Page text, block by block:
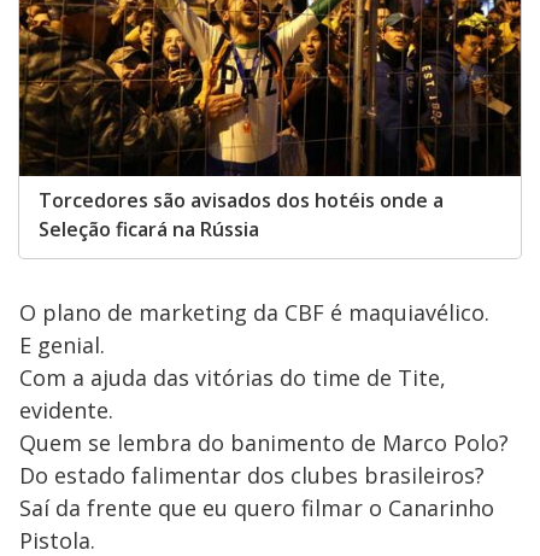
Torcedores são avisados dos hotéis onde a
Seleção ficará na Rússia
O plano de marketing da CBF é maquiavélico.
E genial.
Com a ajuda das vitórias do time de Tite,
evidente.
Quem se lembra do banimento de Marco Polo?
Do estado falimentar dos clubes brasileiros?
Saí da frente que eu quero filmar o Canarinho
Pistola.